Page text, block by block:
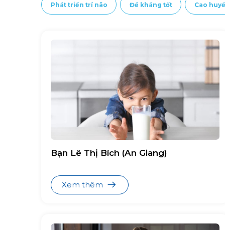
Phát triển trí não Đề kháng tốt Cao
Bạn Lê Thị Bích (An Giang)
Xem thêm